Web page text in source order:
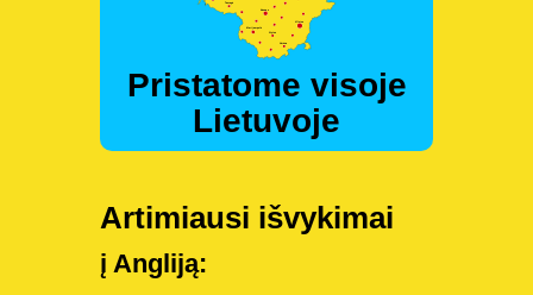
Pristatome visoje
Lietuvoje
Artimiausi išvykimai
į Angliją: